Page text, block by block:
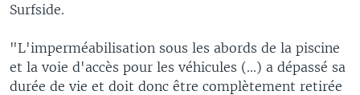
Surfside.
"L'imperméabilisation sous les abords de la piscine
et la voie d'accès pour les véhicules (...) a dépassé sa
durée de vie et doit donc être complètement retirée